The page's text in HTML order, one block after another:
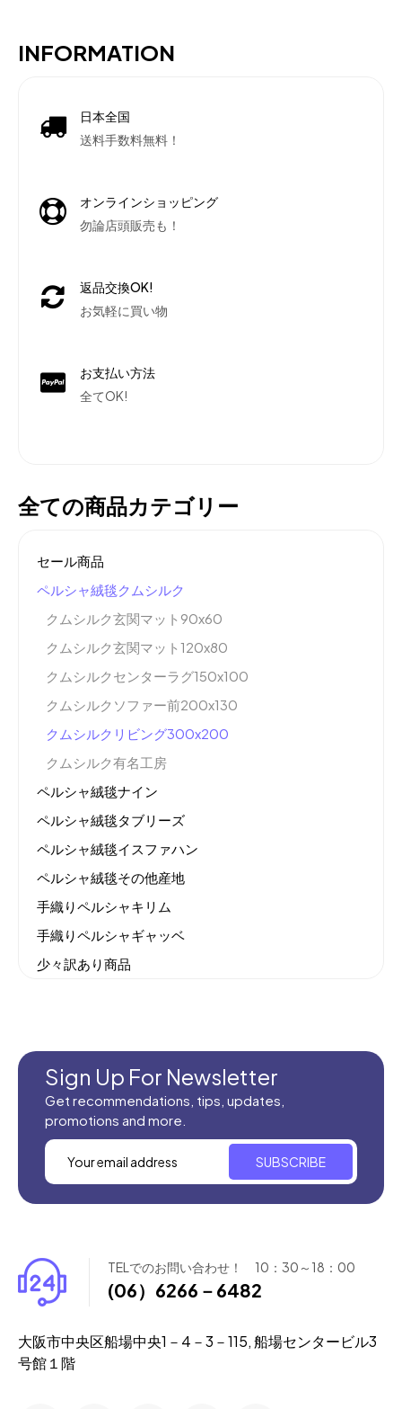
INFORMATION
日本全国
送料手数料無料！
オンラインショッピング
勿論店頭販売も！
返品交換OK!
お気軽に買い物
お支払い方法
全てOK!
全ての商品カテゴリー
セール商品
ペルシャ絨毯クムシルク
クムシルク玄関マット90x60
クムシルク玄関マット120x80
クムシルクセンターラグ150x100
クムシルクソファー前200x130
クムシルクリビング300x200
クムシルク有名工房
ペルシャ絨毯ナイン
ペルシャ絨毯タブリーズ
ペルシャ絨毯イスファハン
ペルシャ絨毯その他産地
手織りペルシャキリム
手織りペルシャギャッベ
少々訳あり商品
新商品入荷
Sign Up For Newsletter
Get recommendations, tips, updates,
promotions and more.
SUBSCRIBE
TELでのお問い合わせ！ 10：30～18：00
(06）6266－6482
大阪市中央区船場中央1－4－3－115, 船場センタービル3
号館１階